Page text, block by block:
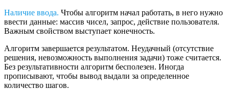
Наличие ввода. Чтобы алгоритм начал работать, в него нужно
ввести данные: массив чисел, запрос, действие пользователя.
Важным свойством выступает конечность.
Алгоритм завершается результатом. Неудачный (отсутствие
решения, невозможность выполнения задачи) тоже считается.
Без результативности алгоритм бесполезен. Иногда
прописывают, чтобы вывод выдали за определенное
количество шагов.